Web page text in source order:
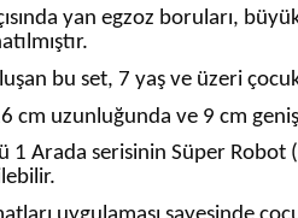
yan egzoz boruları,
bu set, 7 yaş ve üzeri
cm uzunluğunda ve 9 cm
1 Arada serisinin Süper